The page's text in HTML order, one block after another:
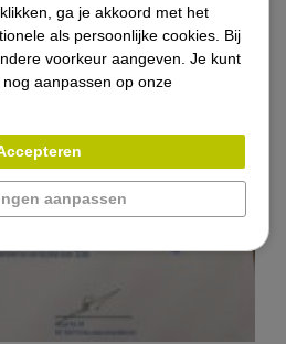
ga je akkoord met het
als persoonlijke cookies. Bij
voorkeur aangeven. Je kunt
aanpassen op onze
aanpassen